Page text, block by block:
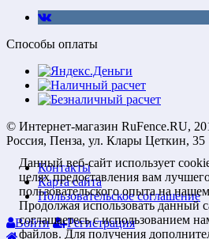
Способы оплаты
© Интернет-магазин RuFence.RU,
Россия, Пенза, ул. Клары Цеткин, 35
Контакты
Карта сайта
Пользовательское соглашение
Войти
Регистрация
Данный веб-сайт использует
целях предоставления вам
пользовательского опыта на
Продолжая использовать данный
соглашаетесь с использованием
файлов. Для получения